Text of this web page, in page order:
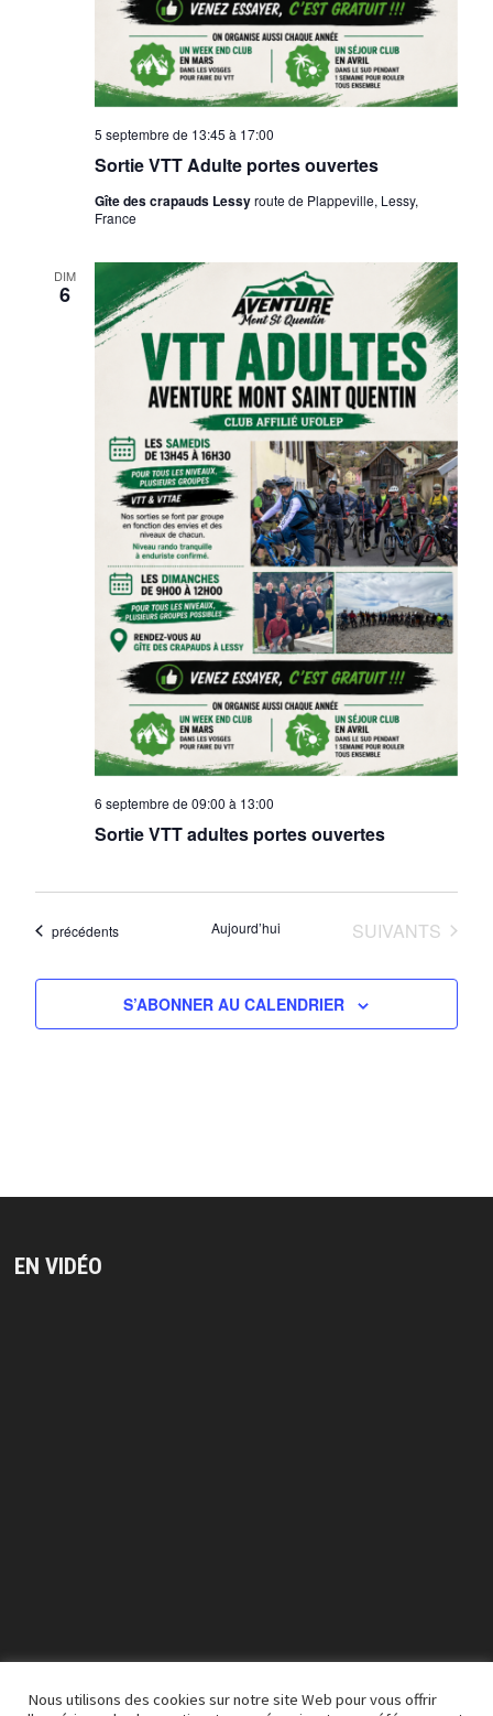
Sortie VTT Adulte portes ouvertes
5 septembre de 13:45 à 17:00
Gîte des crapauds Lessyroute de Plappeville, Lessy,
France
DIM
6
Sortie VTT adultes portes ouvertes
6 septembre de 09:00 à 13:00
Évènements
précédents Aujourd’hui ÉVÈNEMENTS
SUIVANTS
S’ABONNER AU CALENDRIER
EN VIDÉO
Nous utilisons des cookies sur notre site Web pour vous offrir